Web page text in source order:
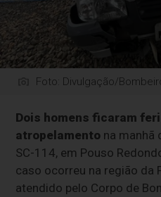
Foto: Divulgação/
Dois homens ficaram
atropelamento na manhã
SC-114, em Pouso
caso ocorreu na região da
atendido pelo Corpo de